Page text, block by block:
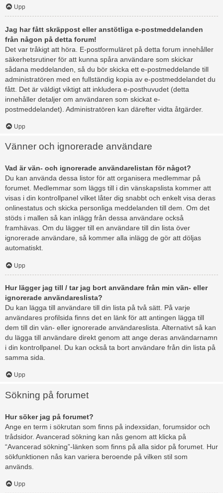
Upp
Jag har fått skräppost eller anstötliga e-postmeddelanden
från någon på detta forum!
Det var tråkigt att höra. E-postformuläret på detta forum innehåller
säkerhetsrutiner för att kunna spåra användare som skickar
sådana meddelanden, så du bör skicka ett e-postmeddelande till
administratören med en fullständig kopia av e-postmeddelandet du
fått. Det är väldigt viktigt att inkludera e-posthuvudet (detta
innehåller detaljer om användaren som skickat e-
postmeddelandet). Administratören kan därefter vidta åtgärder.
Upp
Vänner och ignorerade användare
Vad är vän- och ignorerade användarelistan för något?
Du kan använda dessa listor för att organisera medlemmar på
forumet. Medlemmar som läggs till i din vänskapslista kommer att
visas i din kontrollpanel vilket låter dig snabbt och enkelt visa deras
onlinestatus och skicka personliga meddelanden till dem. Om det
stöds i mallen så kan inlägg från dessa användare också
framhävas. Om du lägger till en användare till din lista över
ignorerade användare, så kommer alla inlägg de gör att döljas
automatiskt.
Upp
Hur lägger jag till / tar jag bort användare från min vän- eller
ignorerade användareslista?
Du kan lägga till användare till din lista på två sätt. På varje
användares profilsida finns det en länk för att antingen lägga till
dem till din vän- eller ignorerade användareslista. Alternativt så kan
du lägga till användare direkt genom att ange deras användarnamn
i din kontrollpanel. Du kan också ta bort användare från din lista på
samma sida.
Upp
Sökning på forumet
Hur söker jag på forumet?
Ange en term i sökrutan som finns på indexsidan, forumsidor och
trådsidor. Avancerad sökning kan nås genom att klicka på
“Avancerad sökning”-länken som finns på alla sidor på forumet. Hur
sökfunktionen nås kan variera beroende på vilken stil som
används.
Upp